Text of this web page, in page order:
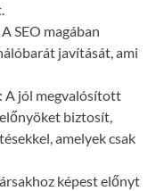
A SEO magában
javítását, ami
: A jól megvalósított
biztosít,
amelyek csak
képest előnyt